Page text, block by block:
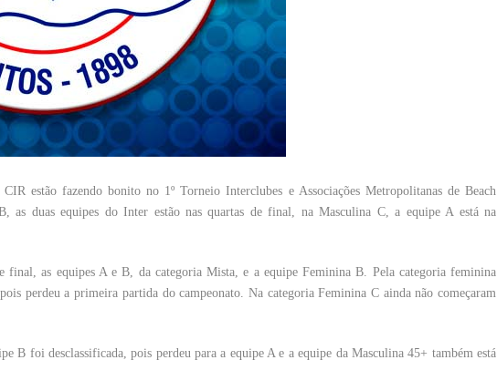
estão fazendo bonito no 1º Torneio Interclubes e Associações Metropolitanas de Beach
as duas equipes do Inter estão nas quartas de final, na Masculina C, a equipe A está na
final, as equipes A e B, da categoria Mista, e a equipe Feminina B. Pela categoria feminina
perdeu a primeira partida do campeonato. Na categoria Feminina C ainda não começaram
B foi desclassificada, pois perdeu para a equipe A e a equipe da Masculina 45+ também está